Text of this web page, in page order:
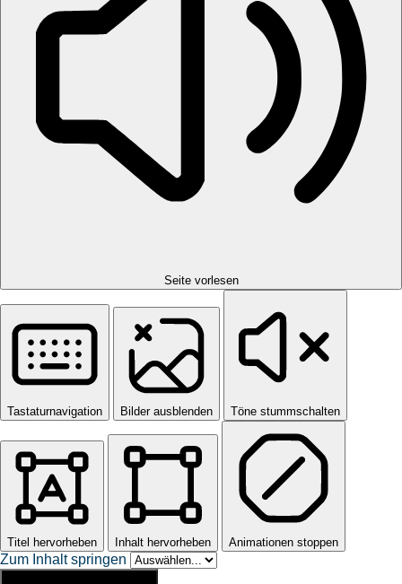
Seite vorlesen
Tastaturnavigation Bilder ausblenden Töne stummschalten
Titel hervorheben Inhalt hervorheben Animationen stoppen
Zum Inhalt springen